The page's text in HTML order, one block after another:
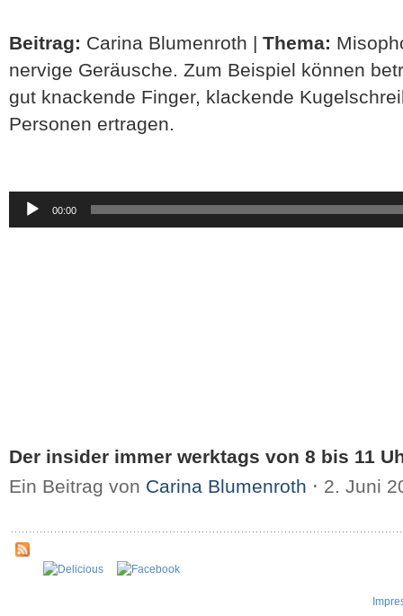
Beitrag: Carina Blumenroth | Thema:
nervige Geräusche. Zum Beispiel können
gut knackende Finger, klackende
Personen ertragen.
Audio-
Player
00:00
Der insider immer werktags von 8 bis 11
Ein Beitrag von Carina Blumenroth ⋅ 2. Juni